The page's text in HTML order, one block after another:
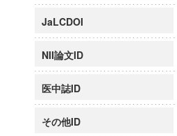
JaLCDOI
NII論文ID
医中誌ID
その他ID